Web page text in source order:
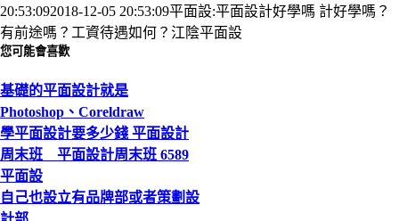
20:53:092018-12-05 20:53:09平面設:平面設計好學嗎 計好學嗎？
有前途嗎？工資待遇如何？江陰平面設
您可能會喜歡
基礎的平面設計就是
Photoshop、Coreldraw
學平面設計要多少錢 平面設計
周末班 平面設計周末班 6589
平面設
自己也設立有品牌部或者策劃設